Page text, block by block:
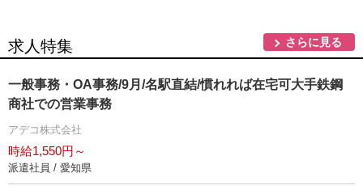
求人特集 さらに見る
一般事務・OA事務/9月/名駅直結/慣れれば在宅可大手鉄鋼
商社での営業事務
アデコ株式会社
時給1,550円～
派遣社員 / 愛知県